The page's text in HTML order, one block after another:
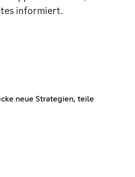
informiert.
neue Strategien, teile